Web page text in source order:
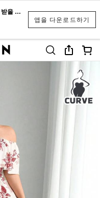
앱을 다운로드하기
SHEIN앱에서 더 많은 혜택을 받을 수 있어요.